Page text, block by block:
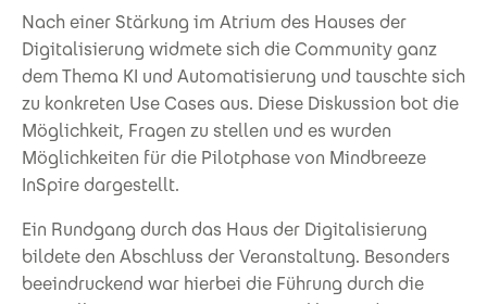
Nach einer Stärkung im Atrium des Hauses der
Digitalisierung widmete sich die Community ganz
dem Thema KI und Automatisierung und tauschte sich
zu konkreten Use Cases aus. Diese Diskussion bot die
Möglichkeit, Fragen zu stellen und es wurden
Möglichkeiten für die Pilotphase von Mindbreeze
InSpire dargestellt.
Ein Rundgang durch das Haus der Digitalisierung
bildete den Abschluss der Veranstaltung. Besonders
beeindruckend war hierbei die Führung durch die